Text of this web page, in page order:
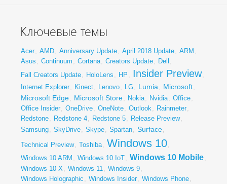
Ключевые темы
Acer, AMD, Anniversary Update, April 2018 Update, ARM ,
Asus , Continuum , Cortana, Creators Update, Dell ,
Fall Creators Update, HoloLens , HP , Insider Preview,
Internet Explorer, Kinect, Lenovo, LG, Lumia, Microsoft,
Microsoft Edge, Microsoft Store, Nokia, Nvidia, Office,
Office Insider, OneDrive, OneNote, Outlook, Rainmeter,
Redstone, Redstone 4, Redstone 5, Release Preview,
Samsung, SkyDrive, Skype, Spartan, Surface,
Technical Preview, Toshiba, Windows 10,
Windows 10 ARM , Windows 10 IoT, Windows 10 Mobile,
Windows 10 X, Windows 11, Windows 9,
Windows Holographic , Windows Insider, Windows Phone,